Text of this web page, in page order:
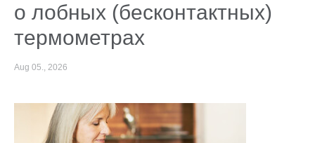
о лобных (бесконтактных)
термометрах
Aug 05., 2026